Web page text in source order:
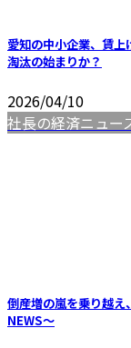
愛知の中小企業、賃
淘汰の始まりか？
2026/04/10
社長の経済ニュー
倒産増の嵐を乗り越
NEWS～